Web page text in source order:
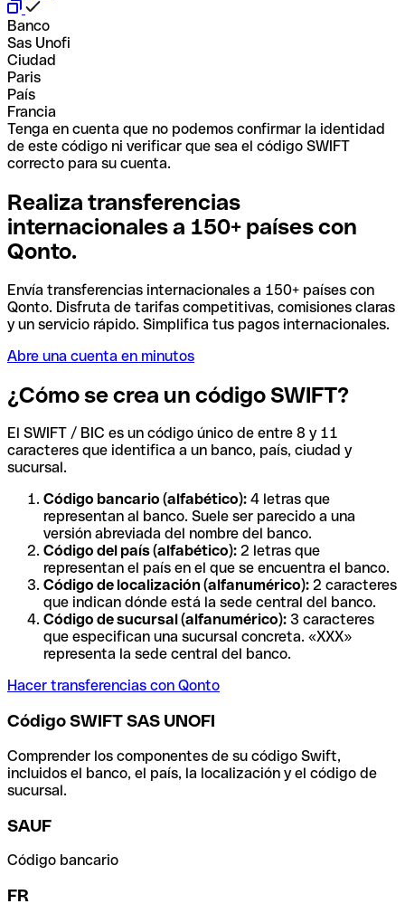
Banco
Sas Unofi
Ciudad
Paris
País
Francia
Tenga en cuenta que no podemos confirmar la identidad
de este código ni verificar que sea el código SWIFT
correcto para su cuenta.
Realiza transferencias
internacionales a 150+ países con
Qonto.
Envía transferencias internacionales a 150+ países con
Qonto. Disfruta de tarifas competitivas, comisiones claras
y un servicio rápido. Simplifica tus pagos internacionales.
Abre una cuenta en minutos
¿Cómo se crea un código SWIFT?
El SWIFT / BIC es un código único de entre 8 y 11
caracteres que identifica a un banco, país, ciudad y
sucursal.
Código bancario (alfabético): 4 letras que
representan al banco. Suele ser parecido a una
versión abreviada del nombre del banco.
Código del país (alfabético): 2 letras que
representan el país en el que se encuentra el banco.
Código de localización (alfanumérico): 2 caracteres
que indican dónde está la sede central del banco.
Código de sucursal (alfanumérico): 3 caracteres
que especifican una sucursal concreta. «XXX»
representa la sede central del banco.
Hacer transferencias con Qonto
Código SWIFT SAS UNOFI
Comprender los componentes de su código Swift,
incluidos el banco, el país, la localización y el código de
sucursal.
SAUF
Código bancario
FR